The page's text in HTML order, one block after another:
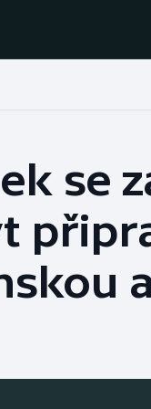
Baseball a softbal
Basketbal
Biatlon
se